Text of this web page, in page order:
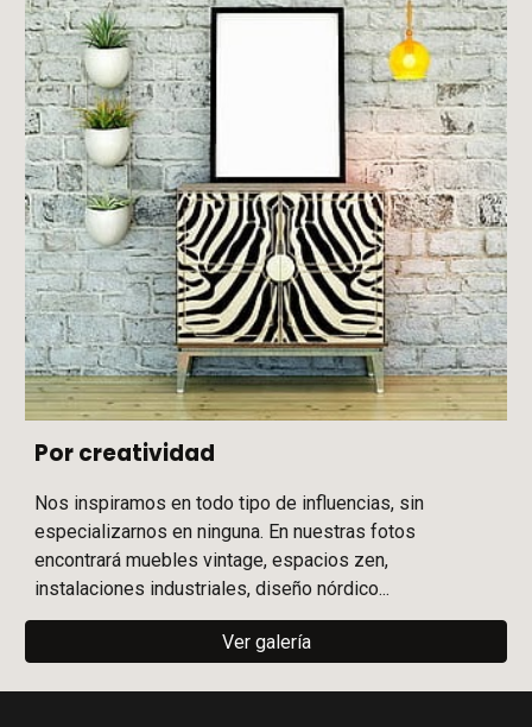
Por creatividad
Nos inspiramos en todo tipo de influencias, sin
especializarnos en ninguna. En nuestras fotos
encontrará muebles vintage, espacios zen,
instalaciones industriales, diseño nórdico...
Ver galería